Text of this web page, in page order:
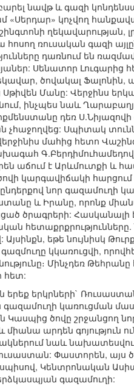
բարել նավթ և գազի
կոչվող
ղեկավարության,
ռուսական գազի
դառնում են
Սենատոր Լուգարից
ծովակալ Ֆալոնին,
Մանը: Վերջինս
ինչպես նաև
դեռ Ս.Նիյազովի
Սպիտակ
մահից հետո
աճում է Արևմուտքի և
կարգավիճակի
նոր գազամուղի
և Իրանը, որոնք
ծրագրերի: Հասկանալի
հետաքրքրությունները.
եթե նույնիսկ
կկառուցվի,
Մինչդեռ
հետ:
երեք երկրների`
կառուցման
ծովը շրջանցող
արդեն գոյություն
նաև
Փաստորեն, այս
Կենտրոնական
գազամուղի: